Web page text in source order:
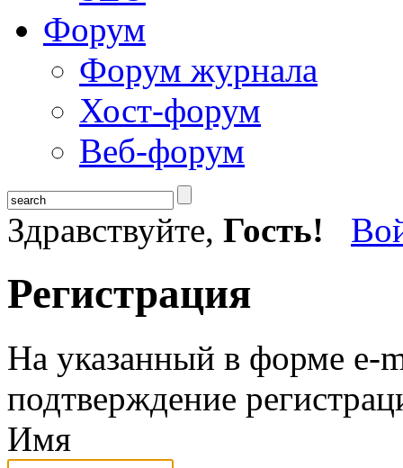
Форум
Форум журнала
Хост-форум
Веб-форум
Здравствуйте, Гость!
Регистрация
На указанный в форме e-
подтверждение
Имя